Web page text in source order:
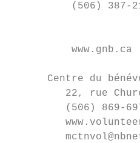
(506) 387-
          www.gnb.ca
Centre du
22, rue
(506) 869-